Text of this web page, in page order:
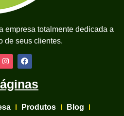
empresa totalmente dedicada a
de seus clientes.
Produtos
Blog